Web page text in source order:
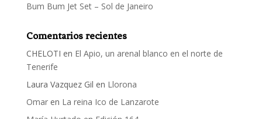
Bum Bum Jet Set – Sol de Janeiro
Comentarios recientes
CHELOTI en El Apio, un arenal blanco en el norte de
Tenerife
Laura Vazquez Gil en Llorona
Omaren La reina Ico de Lanzarote